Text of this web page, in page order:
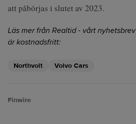
att påbörjas i slutet av 2023.
Läs mer från Realtid - vårt nyhetsbrev
är kostnadsfritt:
Northvolt Volvo Cars
Finwire